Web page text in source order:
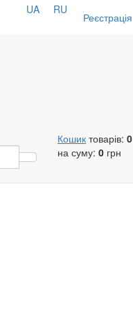
Реєстрація
UA RU
Кошик товарів: 0
на суму: 0 грн